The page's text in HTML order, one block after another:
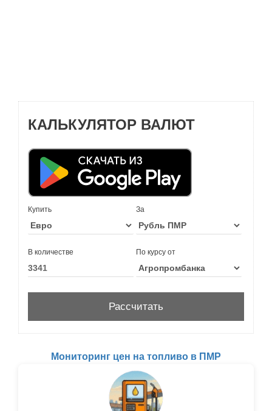
КАЛЬКУЛЯТОР ВАЛЮТ
Купить За
В количестве По курсу от
Мониторинг цен на топливо в ПМР